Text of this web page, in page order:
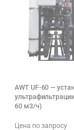
AWT UF-60 —
60 м3/ч)
Цена по запросу